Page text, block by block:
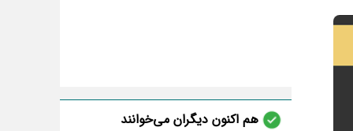
هم اکنون دیگران می‌خوانند